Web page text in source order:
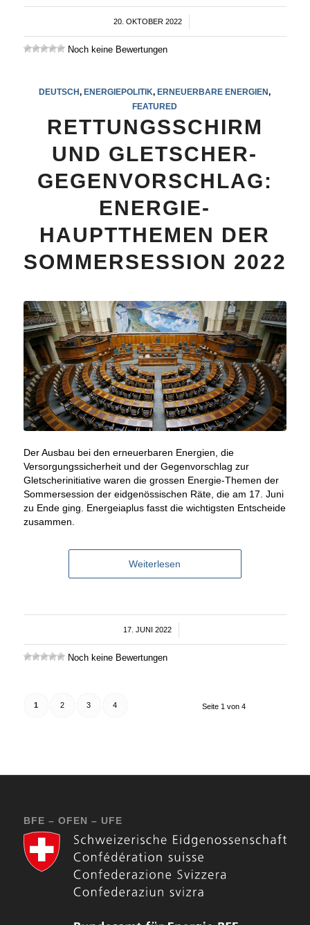
20. OKTOBER 2022
/
Noch keine Bewertungen
DEUTSCH, ENERGIEPOLITIK, ERNEUERBARE ENERGIEN,
FEATURED
RETTUNGSSCHIRM
UND GLETSCHER-
GEGENVORSCHLAG:
ENERGIE-
HAUPTTHEMEN DER
SOMMERSESSION 2022
Der Ausbau bei den erneuerbaren Energien, die
Versorgungssicherheit und der Gegenvorschlag zur
Gletscherinitiative waren die grossen Energie-Themen der
Sommersession der eidgenössischen Räte, die am 17. Juni
zu Ende ging. Energeiaplus fasst die wichtigsten Entscheide
zusammen.
Weiterlesen
17. JUNI 2022
/
Noch keine Bewertungen
Seite 1 von 4
1 2 3 4
BFE – OFEN – UFE